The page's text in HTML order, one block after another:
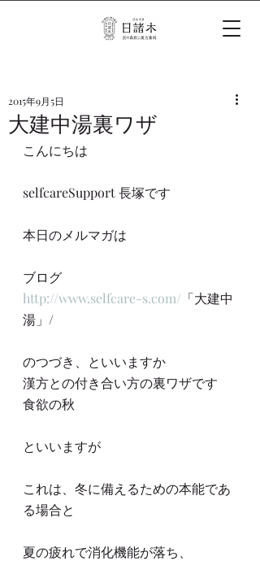
大建中湯裏ワザ
2015年9月5日
こんにちは
selfcareSupport 長塚です
本日のメルマガは
ブログ
http://www.selfcare-s.com/ 「大建中
湯」/
のつづき、といいますか
漢方との付き合い方の裏ワザです
食欲の秋
といいますが
これは、冬に備えるための本能であ
る場合と
夏の疲れで消化機能が落ち、